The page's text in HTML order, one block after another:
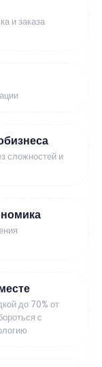
и заказа
сложностей и
до 70% от
с